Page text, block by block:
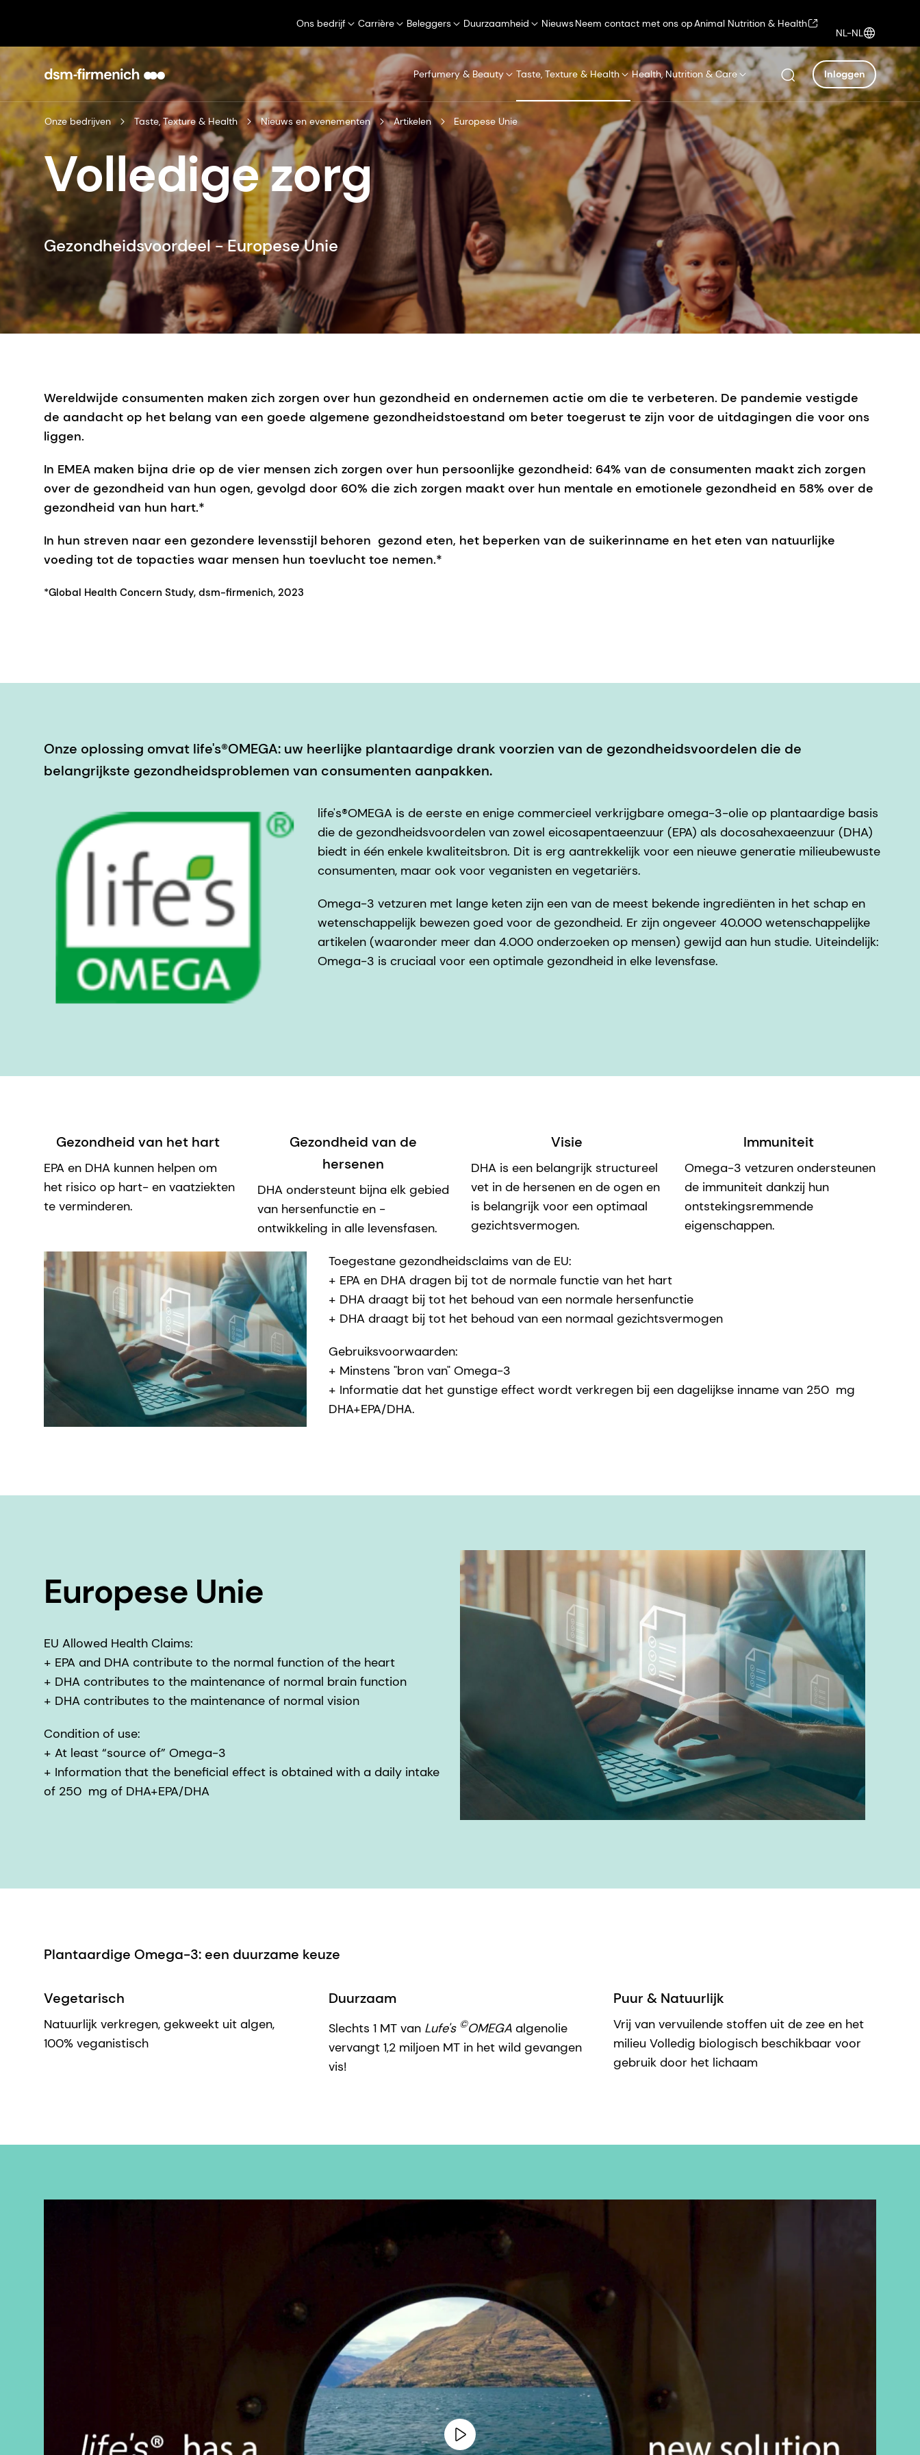
Ons bedrijf Carrière Beleggers Duurzaamheid NieuwsNeem contact met ons opAnimal Nutrition & Health
NL-NL
Perfumery & Beauty Taste, Texture & Health Health, Nutrition & Care Inloggen
Onze bedrijven Taste, Texture & Health Nieuws en evenementen Artikelen Europese Unie
Volledige zorg
Gezondheidsvoordeel - Europese Unie
Wereldwijde consumenten maken zich zorgen over hun gezondheid en ondernemen actie om die te verbeteren. De pandemie vestigde
de aandacht op het belang van een goede algemene gezondheidstoestand om beter toegerust te zijn voor de uitdagingen die voor ons
liggen.
In EMEA maken bijna drie op de vier mensen zich zorgen over hun persoonlijke gezondheid: 64% van de consumenten maakt zich zorgen
over de gezondheid van hun ogen, gevolgd door 60% die zich zorgen maakt over hun mentale en emotionele gezondheid en 58% over de
gezondheid van hun hart.*
In hun streven naar een gezondere levensstijl behoren gezond eten, het beperken van de suikerinname en het eten van natuurlijke
voeding tot de topacties waar mensen hun toevlucht toe nemen.*
*Global Health Concern Study, dsm-firmenich, 2023
Onze oplossing omvat life's®OMEGA: uw heerlijke plantaardige drank voorzien van de gezondheidsvoordelen die de
belangrijkste gezondheidsproblemen van consumenten aanpakken.
life's®OMEGA is de eerste en enige commercieel verkrijgbare omega-3-olie op plantaardige basis
die de gezondheidsvoordelen van zowel eicosapentaeenzuur (EPA) als docosahexaeenzuur (DHA)
biedt in één enkele kwaliteitsbron. Dit is erg aantrekkelijk voor een nieuwe generatie milieubewuste
consumenten, maar ook voor veganisten en vegetariërs.
Omega-3 vetzuren met lange keten zijn een van de meest bekende ingrediënten in het schap en
wetenschappelijk bewezen goed voor de gezondheid. Er zijn ongeveer 40.000 wetenschappelijke
artikelen (waaronder meer dan 4.000 onderzoeken op mensen) gewijd aan hun studie. Uiteindelijk:
Omega-3 is cruciaal voor een optimale gezondheid in elke levensfase.
Gezondheid van het hart
EPA en DHA kunnen helpen om
het risico op hart- en vaatziekten
te verminderen.
Gezondheid van de
hersenen
DHA ondersteunt bijna elk gebied
van hersenfunctie en -
ontwikkeling in alle levensfasen.
Visie
DHA is een belangrijk structureel
vet in de hersenen en de ogen en
is belangrijk voor een optimaal
gezichtsvermogen.
Immuniteit
Omega-3 vetzuren ondersteunen
de immuniteit dankzij hun
ontstekingsremmende
eigenschappen.
Toegestane gezondheidsclaims van de EU:
+ EPA en DHA dragen bij tot de normale functie van het hart
+ DHA draagt bij tot het behoud van een normale hersenfunctie
+ DHA draagt bij tot het behoud van een normaal gezichtsvermogen
Gebruiksvoorwaarden:
+ Minstens "bron van" Omega-3
+ Informatie dat het gunstige effect wordt verkregen bij een dagelijkse inname van 250 mg
DHA+EPA/DHA.
Europese Unie
EU Allowed Health Claims:
+ EPA and DHA contribute to the normal function of the heart
+ DHA contributes to the maintenance of normal brain function
+ DHA contributes to the maintenance of normal vision
Condition of use:
+ At least “source of” Omega-3
+ Information that the beneficial effect is obtained with a daily intake
of 250 mg of DHA+EPA/DHA
Plantaardige Omega-3: een duurzame keuze
Vegetarisch
Natuurlijk verkregen, gekweekt uit algen,
100% veganistisch
Duurzaam
Slechts 1 MT van Lufe's ©OMEGA algenolie
vervangt 1,2 miljoen MT in het wild gevangen
vis!
Puur & Natuurlijk
Vrij van vervuilende stoffen uit de zee en het
milieu Volledig biologisch beschikbaar voor
gebruik door het lichaam